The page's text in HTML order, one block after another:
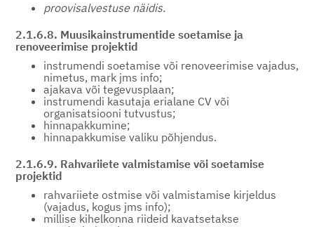
proovisalvestuse näidis.
2.1.6.8. Muusikainstrumentide soetamise ja
renoveerimise projektid
instrumendi soetamise või renoveerimise vajadus,
nimetus, mark jms info;
ajakava või tegevusplaan;
instrumendi kasutaja erialane CV või
organisatsiooni tutvustus;
hinnapakkumine;
hinnapakkumise valiku põhjendus.
2.1.6.9. Rahvariiete valmistamise või soetamise
projektid
rahvariiete ostmise või valmistamise kirjeldus
(vajadus, kogus jms info);
millise kihelkonna riideid kavatsetakse